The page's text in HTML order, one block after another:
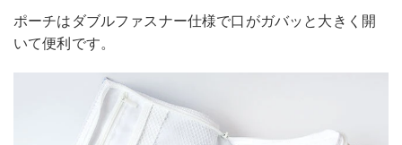
ポーチはダブルファスナー仕様で口がガバッと大きく開
いて便利です。